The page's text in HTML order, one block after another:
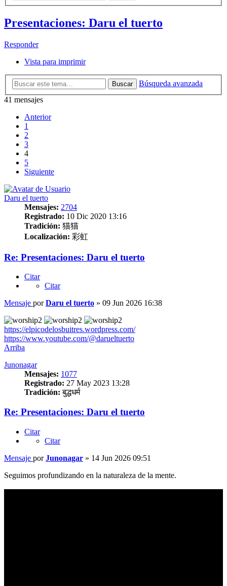
Presentaciones: Daru el tuerto
Responder
Vista para imprimir
Buscar
Búsqueda avanzada
41 mensajes
Anterior
1
2
3
4
5
Siguiente
Daru el tuerto
Mensajes: 2704
Registrado: 10 Dic 2020 13:16
Tradición: 猫猫
Localización: 彩虹
Re: Presentaciones: Daru el tuerto
Citar
Citar
Mensaje porDaru el tuerto » 09 Jun 2026 16:38
https://elpicodelosbuitres.wordpress.com/
https://www.youtube.com/@darueltuerto
Arriba
Junonagar
Mensajes: 1077
Registrado: 27 May 2023 13:28
Tradición: बुद्धधर्म
Re: Presentaciones: Daru el tuerto
Citar
Citar
Mensaje porJunonagar » 14 Jun 2026 09:51
Seguimos profundizando en la naturaleza de la mente.